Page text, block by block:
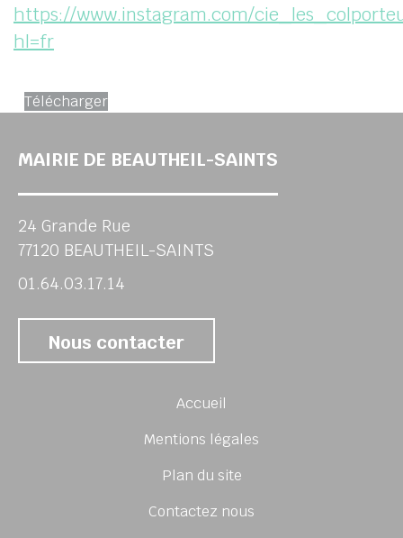
https://www.instagram.com/
hl=fr
affiche_Toyo_LesColporteursvf
Télécharger
MAIRIE DE BEAUTHEIL-SAINTS
24 Grande Rue
77120 BEAUTHEIL-SAINTS
01.64.03.17.14
Nous contacter
Accueil
Mentions légales
Plan du site
Contactez nous